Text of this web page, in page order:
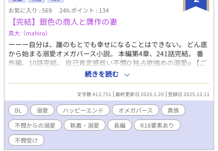
ニー／産卵／輪姦／溺愛／乳首責め／アナル責め／結腸責め（侍
従デフォルト）／体格差／尿道責め／おもらし（小スカ）／総受
け／天使になる／授乳プレイ／舌フェラ／二輪責め（216話以
降） 男しか存在しない世界「ナンシージエ」のシリーズですが、
他の話とは一切絡みません。陸続きではありますが、別大陸の物
語です。 天使の詳しい設定については「天使さまの愛で方」参照
のこと→https://fujossy.jp/books/17868 1/8 表紙のイラストは
NEOZONE様に描いていただきました！ 雷月と真崎です！ 美麗
お気に入り : 569 24h.ポイント : 134
【完結】銀色の商人と贋作の妻
真大（mahiro）
ーーー自分は、誰のもとでも幸せになることはできない。 どん底
から始まる溺愛オメガバース小説。 本編第4章、241話完結。 番
外編、10話完結。 自己肯定感低い不憫Ω 独占欲強めの溺愛α 【ご
案内】 ⚠️はR18 話が進んでいくにつれて変態性の高いえっちシー
ン多めになりますので注意です。 なんちゃって貴族小説なので、
多少の設定のブレなどは目を瞑ってください。 【あらすじ】 オメ
ガであるエリアスは、家族に愛されることなく美しい弟と比較さ
れて生きてきた。 いつか、金のために売られる日を想像して息を
殺して。 そして、ある日エリアスに突然縁談が申し込まれる。 そ
れは、元々商人で近年爵位を得た新興貴族であるハルトマン家か
らのものだった。 エリアスは家を出られるという希望のため、貴
族の妻を迎えたいという目的だけのための結婚であっても構わな
続きを読む
文字数 413,751 最終更新日 2026.1.20 登録日 2025.12.11
BL 溺愛 ハッピーエンド オメガバース
貴族
不憫からの溺愛
執着・溺愛 長編
R18要素あり
不憫受け